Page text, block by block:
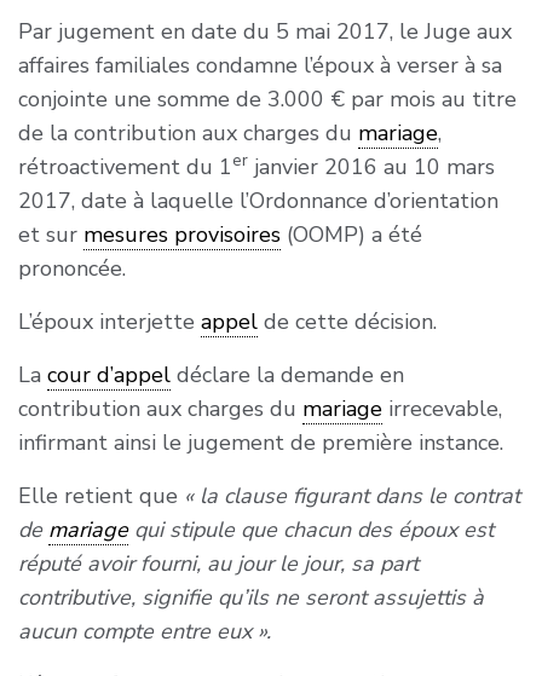
Par jugement en date du 5 mai 2017, le Juge aux
affaires familiales condamne l’époux à verser à sa
conjointe une somme de 3.000 € par mois au titre
de la contribution aux charges du mariage,
rétroactivement du 1erjanvier 2016 au 10 mars
2017, date à laquelle l’Ordonnance d’orientation
et sur mesures provisoires(OOMP) a été
prononcée.
L’époux interjette appelde cette décision.
La cour d’appeldéclare la demande en
contribution aux charges du mariageirrecevable,
infirmant ainsi le jugement de première instance.
Elle retient que « la clause figurant dans le contrat
de mariagequi stipule que chacun des époux est
réputé avoir fourni, au jour le jour, sa part
contributive, signifie qu’ils ne seront assujettis à
aucun compte entre eux ».